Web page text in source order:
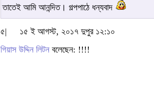
তাতেই আমি আনন্দিত। গল্পপাঠে ধন্যবাদ
৫|
১৫ ই আগস্ট, ২০১৭ দুপুর ১২:১০
গিয়াস উদ্দিন লিটন বলেছেন: !!!!